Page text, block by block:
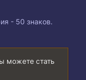
- 50 знаков.
можете стать